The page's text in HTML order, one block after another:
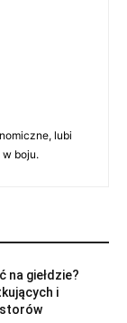
lubi
boju.
na giełdzie?
i